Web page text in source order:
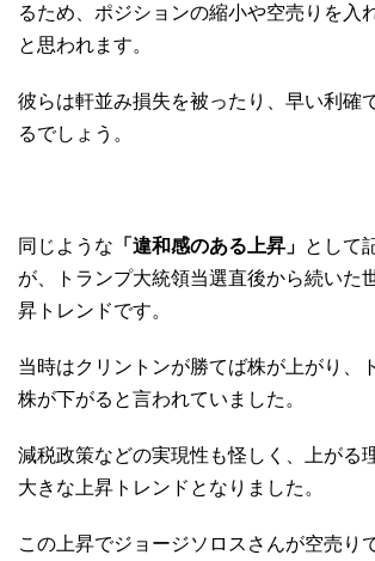
るため、ポジションの縮小や空売りを入
と思われます。
彼らは軒並み損失を被ったり、早い利確
るでしょう。
同じような 「違和感のある上昇」 として
が、トランプ大統領当選直後から続いた
昇トレンドです。
当時はクリントンが勝てば株が上がり、
株が下がると言われていました。
減税政策などの実現性も怪しく、上がる
大きな上昇トレンドとなりました。
この上昇でジョージソロスさんが空売り